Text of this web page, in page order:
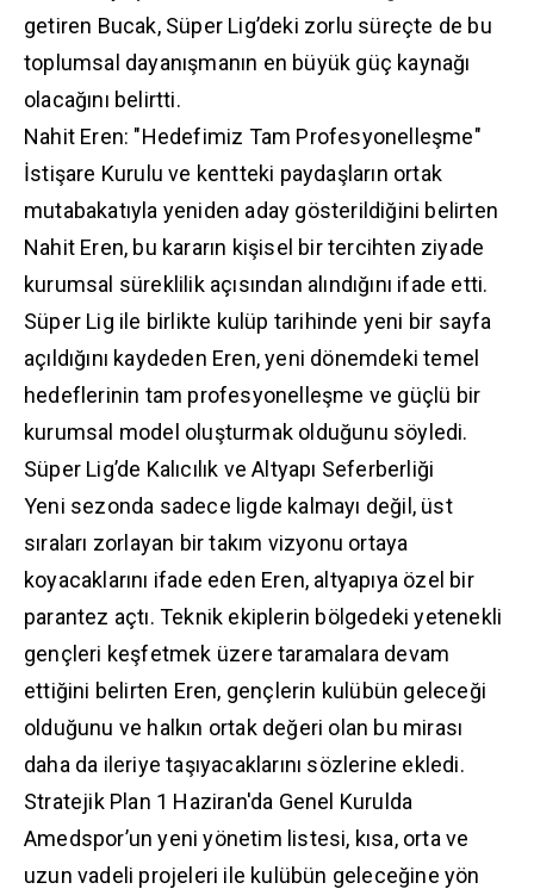
getiren Bucak, Süper Lig’deki zorlu süreçte de bu
toplumsal dayanışmanın en büyük güç kaynağı
olacağını belirtti.
Nahit Eren: "Hedefimiz Tam Profesyonelleşme"
İstişare Kurulu ve kentteki paydaşların ortak
mutabakatıyla yeniden aday gösterildiğini belirten
Nahit Eren, bu kararın kişisel bir tercihten ziyade
kurumsal süreklilik açısından alındığını ifade etti.
Süper Lig ile birlikte kulüp tarihinde yeni bir sayfa
açıldığını kaydeden Eren, yeni dönemdeki temel
hedeflerinin tam profesyonelleşme ve güçlü bir
kurumsal model oluşturmak olduğunu söyledi.
Süper Lig’de Kalıcılık ve Altyapı Seferberliği
Yeni sezonda sadece ligde kalmayı değil, üst
sıraları zorlayan bir takım vizyonu ortaya
koyacaklarını ifade eden Eren, altyapıya özel bir
parantez açtı. Teknik ekiplerin bölgedeki yetenekli
gençleri keşfetmek üzere taramalara devam
ettiğini belirten Eren, gençlerin kulübün geleceği
olduğunu ve halkın ortak değeri olan bu mirası
daha da ileriye taşıyacaklarını sözlerine ekledi.
Stratejik Plan 1 Haziran'da Genel Kurulda
Amedspor’un yeni yönetim listesi, kısa, orta ve
uzun vadeli projeleri ile kulübün geleceğine yön